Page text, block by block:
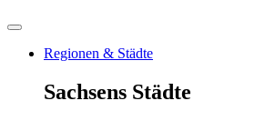
Regionen & Städte
Sachsens Städte